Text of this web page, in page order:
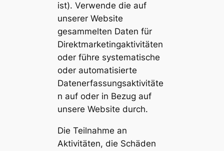
ist). Verwende die auf
unserer Website
gesammelten Daten für
Direktmarketingaktivitäten
oder führe systematische
oder automatisierte
Datenerfassungsaktivitäte
n auf oder in Bezug auf
unsere Website durch.
Die Teilnahme an
Aktivitäten, die Schäden